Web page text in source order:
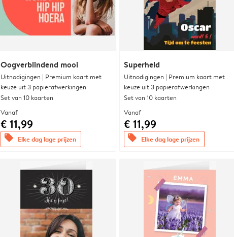
Oogverblindend mooi
Uitnodigingen | Premium kaart met
keuze uit 3 papierafwerkingen
Set van 10 kaarten
Vanaf
€ 11,99
offers Elke dag lage prijzen
Superheld
Uitnodigingen | Premium kaart met
keuze uit 3 papierafwerkingen
Set van 10 kaarten
Vanaf
€ 11,99
offers Elke dag lage prijzen